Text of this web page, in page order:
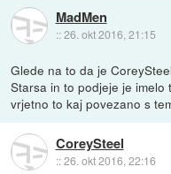
MadMen
::26. okt 2016, 21:15
Glede na to da je
Starsa in to podjeje je
vrjetno to kaj povezano s
CoreySteel
::26. okt 2016, 22:16